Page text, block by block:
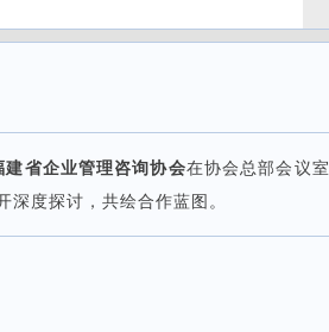
建省企业管理咨询协会在协会总部会议室
深度探讨，共绘合作蓝图。